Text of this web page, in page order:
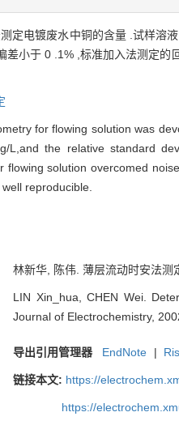
定电镀废水中铜的含量 .试样溶
差小于 0 .1% ,标准加入法测定
for flowing solution was
the relative standard
flowing solution overcomed
reproducible.
林新华, 陈伟. 薄层流动时安法
LIN Xin_hua, CHEN Wei.
Journal of Electrochemistry,
导出引用管理器 EndNote | Ris
链接本文: https://
https://